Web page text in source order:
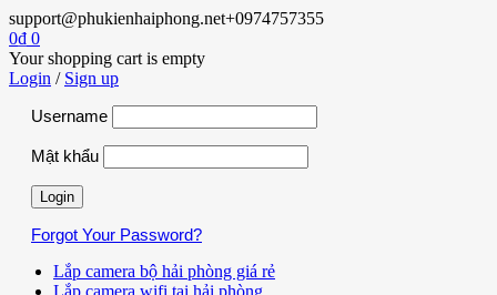
support@phukienhaiphong.net+0974757355
0₫ 0
Your shopping cart is empty
Login / Sign up
Username
Mật khẩu
Forgot Your Password?
Lắp camera bộ hải phòng giá rẻ
Lắp camera wifi tại hải phòng